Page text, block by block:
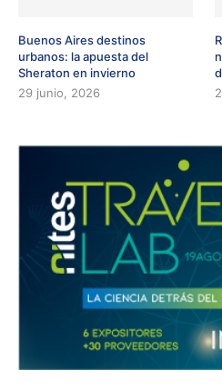
Buenos Aires destinos
urbanos: la apuesta del
Sheraton en invierno
29 junio, 2026